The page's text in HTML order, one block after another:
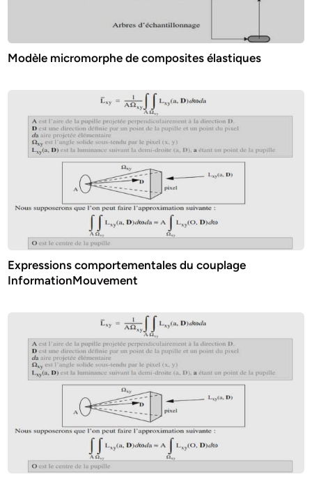
Modèle micromorphe de composites élastiques
Expressions comportementales du couplage
InformationMouvement